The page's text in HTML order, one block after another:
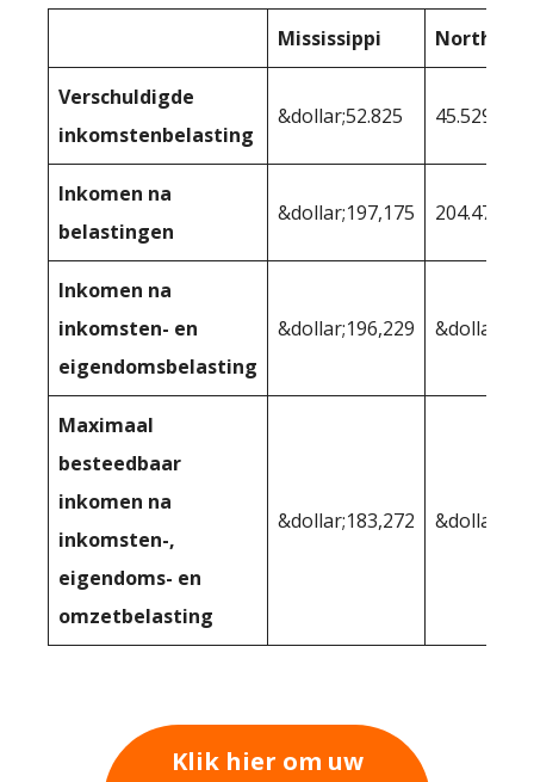
Mississippi North
Verschuldigde
inkomstenbelasting
&dollar;52.825 45.529
Inkomen na
belastingen
&dollar;197,175 204.471
Inkomen na
inkomsten- en
eigendomsbelasting
&dollar;196,229
Maximaal
besteedbaar
inkomen na
inkomsten-,
eigendoms- en
omzetbelasting
&dollar;183,272
Klik hier om uw